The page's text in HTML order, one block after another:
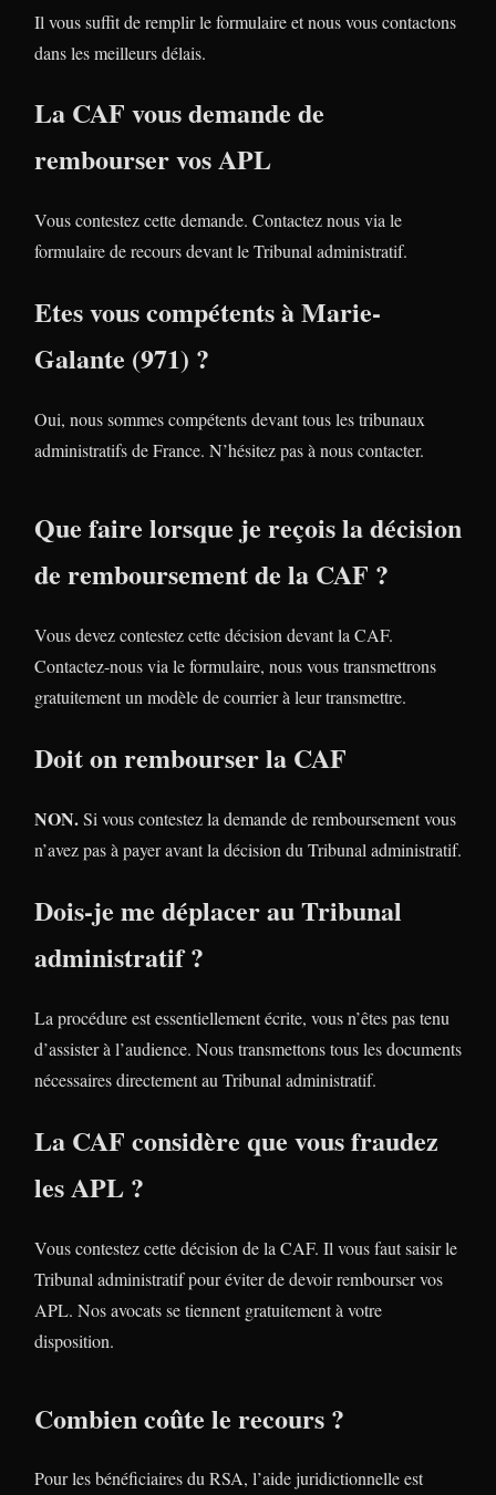
Il vous suffit de remplir le formulaire et nous vous contactons
dans les meilleurs délais.
La CAF vous demande de
rembourser vos APL
Vous contestez cette demande. Contactez nous via le
formulaire de recours devant le Tribunal administratif.
Etes vous compétents à Marie-
Galante (971) ?
Oui, nous sommes compétents devant tous les tribunaux
administratifs de France. N’hésitez pas à nous contacter.
Que faire lorsque je reçois la décision
de remboursement de la CAF ?
Vous devez contestez cette décision devant la CAF.
Contactez-nous via le formulaire, nous vous transmettrons
gratuitement un modèle de courrier à leur transmettre.
Doit on rembourser la CAF
NON.Si vous contestez la demande de remboursement vous
n’avez pas à payer avant la décision du Tribunal administratif.
Dois-je me déplacer au Tribunal
administratif ?
La procédure est essentiellement écrite, vous n’êtes pas tenu
d’assister à l’audience. Nous transmettons tous les documents
nécessaires directement au Tribunal administratif.
La CAF considère que vous fraudez
les APL ?
Vous contestez cette décision de la CAF. Il vous faut saisir le
Tribunal administratif pour éviter de devoir rembourser vos
APL. Nos avocats se tiennent gratuitement à votre
disposition.
Combien coûte le recours ?
Pour les bénéficiaires du RSA, l’aide juridictionnelle est